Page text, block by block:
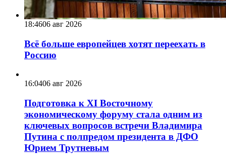
18:4606 авг 2026
Всё больше европейцев хотят переехать в
Россию
16:0406 авг 2026
Подготовка к XI Восточному
экономическому форуму стала одним из
ключевых вопросов встречи Владимира
Путина с полпредом президента в ДФО
Юрием Трутневым